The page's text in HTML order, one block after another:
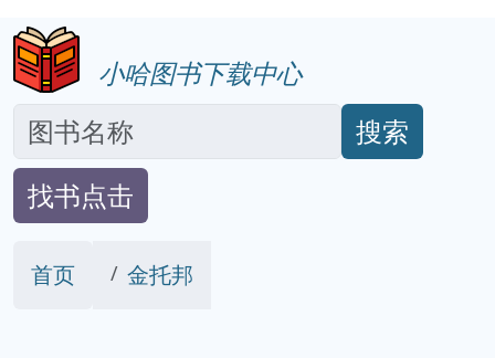
小哈图书下载中心
搜索
找书点击
首页 金托邦